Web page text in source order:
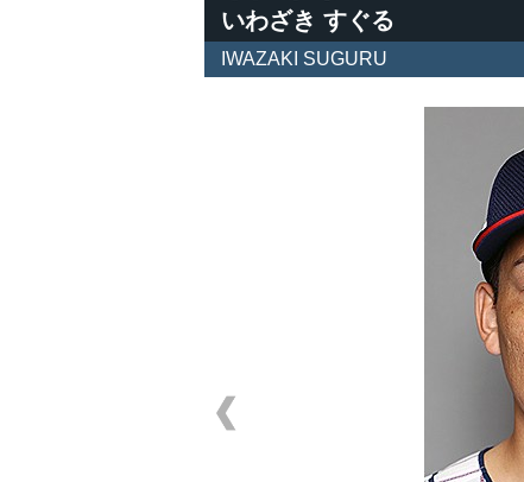
いわざき すぐる
IWAZAKI SUGURU